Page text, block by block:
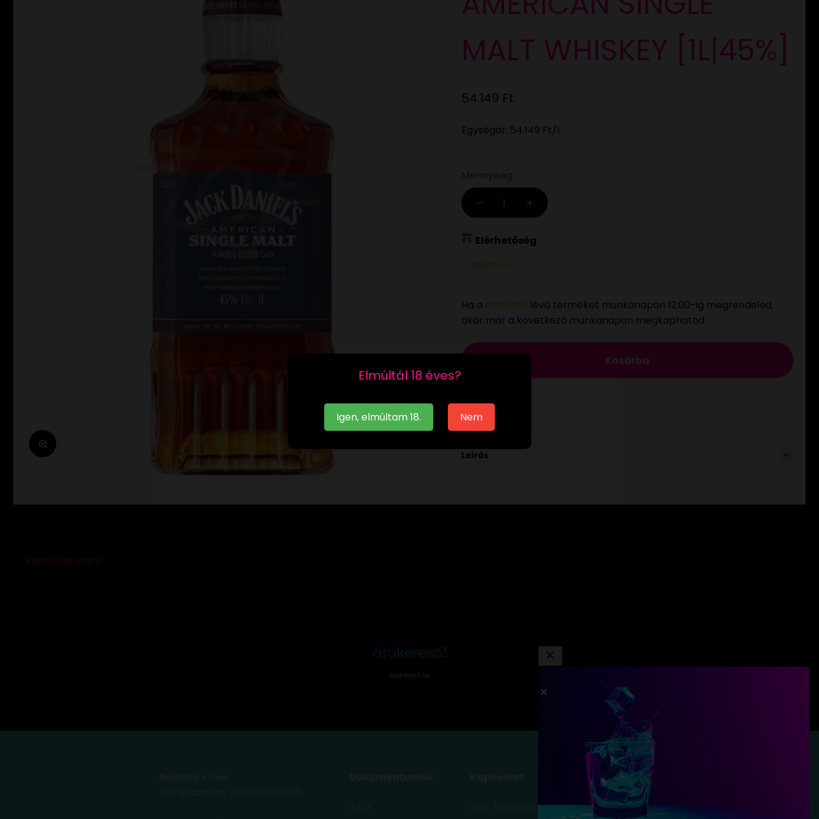
Elmúltál 18 éves?
Igen, elmúltam 18. Nem
Zoomolás
MALT WHISKEY [1L|45%]
Eladási ár
54.149 Ft
Egységár: 54.149 Ft/l
Elérhetőség
Raktáron
Ha a raktáron lévő terméket munkanapon 12:00-ig megrendeled,
akár már a következő munkanapon megkaphatod.
Kosárba
Leírás
Árukereső.hu
Név: TopItal.hu